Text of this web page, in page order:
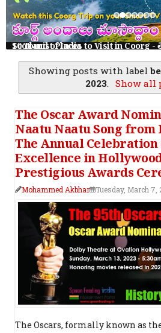
10 Tourist Places to Visit in Coorg - తెలుగులో కూర్గ్ ట్రిప్ - Scotland of India
Showing posts with label
2023. Show all
The Oscar Award
Naatu Naatu Song from
The Annual
Excellence in
Prestigious Awards
Mohammed Akbhar Tuesday, March 7,
The Oscars, formally known as